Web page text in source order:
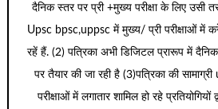
दैनिक स्तर पर प्री +मुख्य परीक्षा के लिए
Upsc bpsc,uppsc में मुख्य/ प्री परीक्षाओं में
रहें हैं. (2) पत्रिका अभी डिजिटल प्रारूप में दैनिक
पर तैयार की जा रही है (3)पत्रिका की
परीक्षाओं में लगातार शामिल हो रहे प्रतियोगियों